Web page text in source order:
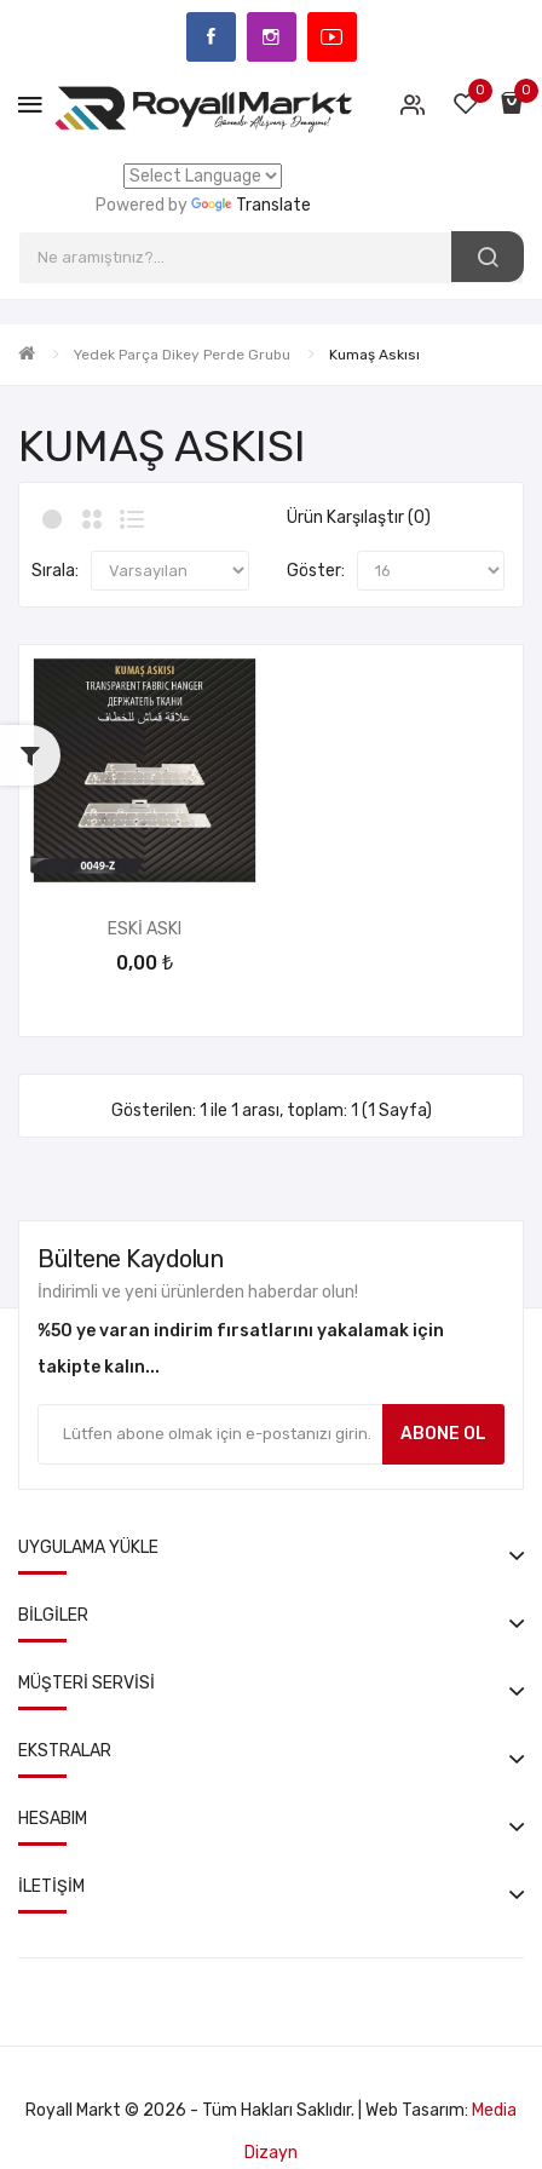
Powered by Translate
0 0
Yedek Parça Dikey Perde Grubu Kumaş Askısı
KUMAŞ ASKISI
Ürün Karşılaştır (0)
Sırala: Göster:
ESKİ ASKI
0,00 ₺
Gösterilen: 1 ile 1 arası, toplam: 1 (1 Sayfa)
Bültene Kaydolun
İndirimli ve yeni ürünlerden haberdar olun!
%50 ye varan indirim fırsatlarını yakalamak için
takipte kalın...
ABONE OL
UYGULAMA YÜKLE
BILGILER
MÜŞTERI SERVISI
EKSTRALAR
HESABIM
İLETIŞIM
Royall Markt © 2026 - Tüm Hakları Saklıdır. | Web Tasarım: Media
Dizayn